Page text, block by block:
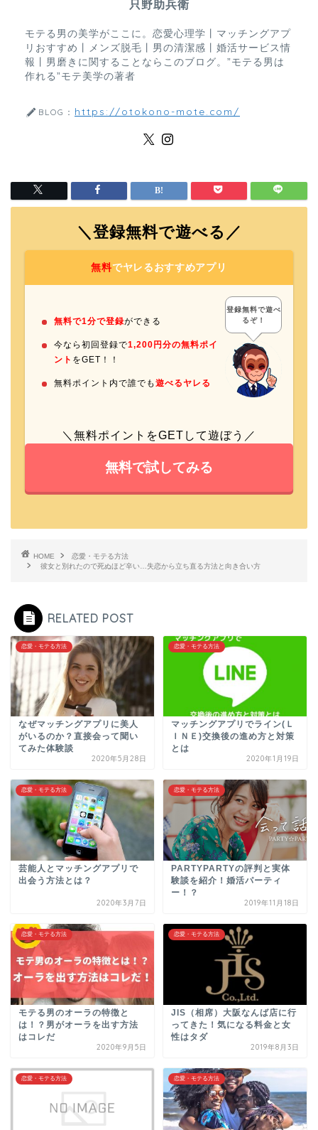
只野助兵衛
モテる男の美学がここに。恋愛心理学丨マッチングアプ
リおすすめ丨メンズ脱毛丨男の清潔感丨婚活サービス情
報丨男磨きに関することならこのブログ。”モテる男は
作れる”モテ美学の著者
BLOG： https://otokono-mote.com/
＼登録無料で遊べる／
無料でヤレるおすすめアプリ
無料で1分で登録ができる
今なら 初回登録で1,200円分の無料ポイ
ント をGET！！
無料ポイント内で誰でも 遊べるヤレる
登録無料で遊べ
るぞ！
＼無料ポイントをGETして遊ぼう／
無料で試してみる
HOME
恋愛・モテる方法
彼女と別れたので死ぬほど辛い…失恋から立ち直る方法と向き合い方
RELATED POST
恋愛・モテる方法
なぜマッチングアプリに美人
がいるのか？直接会って聞い
てみた体験談
2020年5月28日
恋愛・モテる方法
マッチングアプリでライン(Ｌ
ＩＮＥ)交換後の進め方と対策
とは
2020年1月19日
恋愛・モテる方法
芸能人とマッチングアプリで
出会う方法とは？
2020年3月7日
恋愛・モテる方法
PARTYPARTYの評判と実体
験談を紹介！婚活パーティ
ー！？
2019年11月18日
恋愛・モテる方法
モテる男のオーラの特徴と
は！？男がオーラを出す方法
はコレだ
2020年9月5日
恋愛・モテる方法
JIS（相席）大阪なんば店に行
ってきた！気になる料金と女
性はタダ
2019年8月3日
恋愛・モテる方法 恋愛・モテる方法